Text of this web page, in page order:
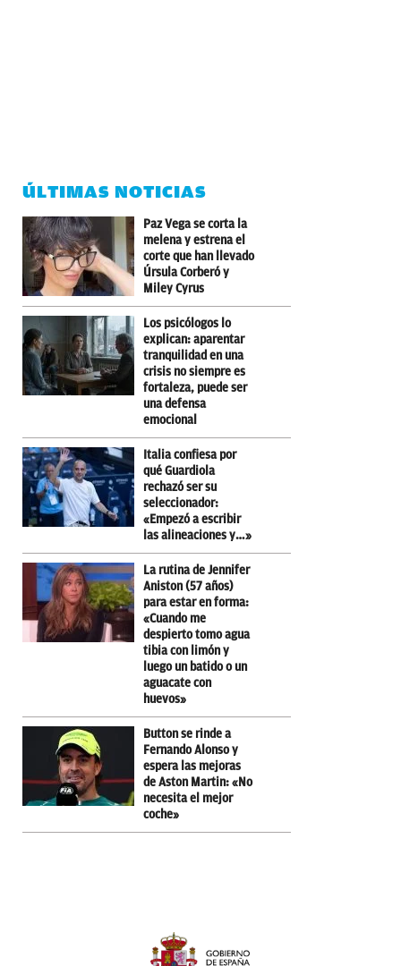
ÚLTIMAS NOTICIAS
Paz Vega se corta la
melena y estrena el
corte que han llevado
Úrsula Corberó y
Miley Cyrus
Los psicólogos lo
explican: aparentar
tranquilidad en una
crisis no siempre es
fortaleza, puede ser
una defensa
emocional
Italia confiesa por
qué Guardiola
rechazó ser su
seleccionador:
«Empezó a escribir
las alineaciones y…»
La rutina de Jennifer
Aniston (57 años)
para estar en forma:
«Cuando me
despierto tomo agua
tibia con limón y
luego un batido o un
aguacate con
huevos»
Button se rinde a
Fernando Alonso y
espera las mejoras
de Aston Martin: «No
necesita el mejor
coche»